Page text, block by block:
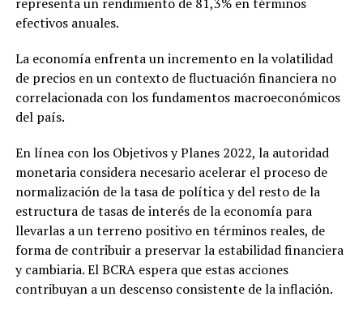
efectivos anuales.
La economía enfrenta un incremento en la volatilidad
de precios en un contexto de fluctuación financiera no
correlacionada con los fundamentos macroeconómicos
del país.
En línea con los Objetivos y Planes 2022, la autoridad
monetaria considera necesario acelerar el proceso de
normalización de la tasa de política y del resto de la
estructura de tasas de interés de la economía para
llevarlas a un terreno positivo en términos reales, de
forma de contribuir a preservar la estabilidad financiera
y cambiaria. El BCRA espera que estas acciones
contribuyan a un descenso consistente de la inflación.